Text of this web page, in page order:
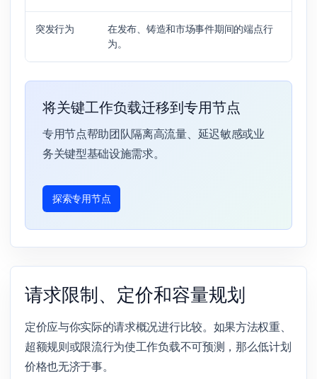
突发行为
在发布、铸造和市场事件期间的端点行
为。
将关键工作负载迁移到专用节点
专用节点帮助团队隔离高流量、延迟敏感或业
务关键型基础设施需求。
探索专用节点
请求限制、定价和容量规划
定价应与你实际的请求概况进行比较。如果方法权重、
超额规则或限流行为使工作负载不可预测，那么低计划
价格也无济于事。